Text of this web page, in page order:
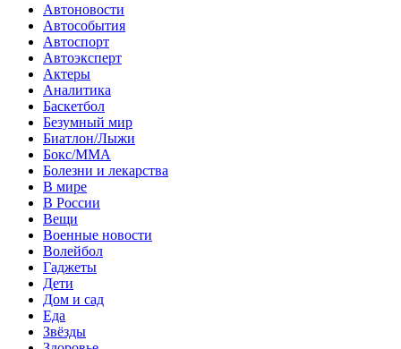
Автоновости
Автособытия
Автоспорт
Автоэксперт
Актеры
Аналитика
Баскетбол
Безумный мир
Биатлон/Лыжи
Бокс/MMA
Болезни и лекарства
В мире
В России
Вещи
Военные новости
Волейбол
Гаджеты
Дети
Дом и сад
Еда
Звёзды